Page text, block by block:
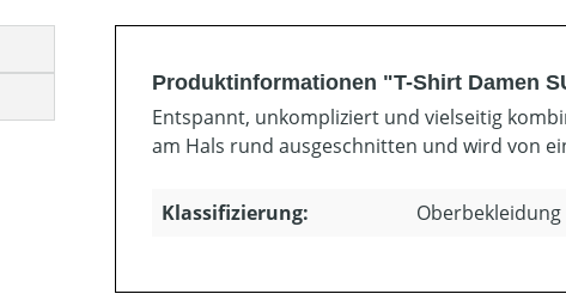
Produktinformationen "T-Shirt Damen
Entspannt, unkompliziert und vielseitig
am Hals rund ausgeschnitten und wird von
Klassifizierung: Oberbekleidung